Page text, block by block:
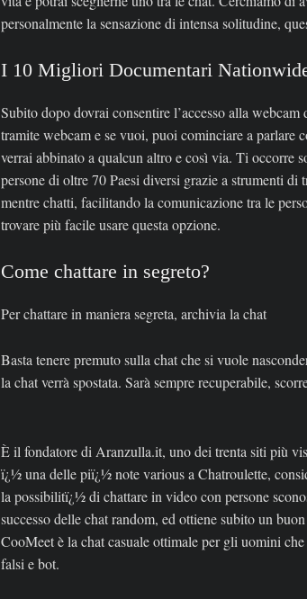
personalmente la sensazione di intensa solitudine,
I 10 Migliori Documentari
Subito dopo dovrai consentire l’accesso alla
tramite webcam e se vuoi, puoi cominciare a parlare
verrai abbinato a qualcun altro e così via. Ti occorre
persone di oltre 70 Paesi diversi grazie a strumenti
mentre chatti, facilitando la comunicazione tra le
trovare più facile usare questa opzione.
Come chattare in segreto?
Per chattare in maniera segreta, archivia la chat
Basta tenere premuto sulla chat che si vuole
la chat verrà spostata. Sarà sempre recuperabile,
È il fondatore di Aranzulla.it, uno dei trenta siti più
ï¿½ una delle piï¿½ note various a Chatroulette,
la possibilitï¿½ di chattare in video con persone
successo delle chat random, ed ottiene subito un
CooMeet è la chat casuale ottimale per gli uomini
falsi e bot.